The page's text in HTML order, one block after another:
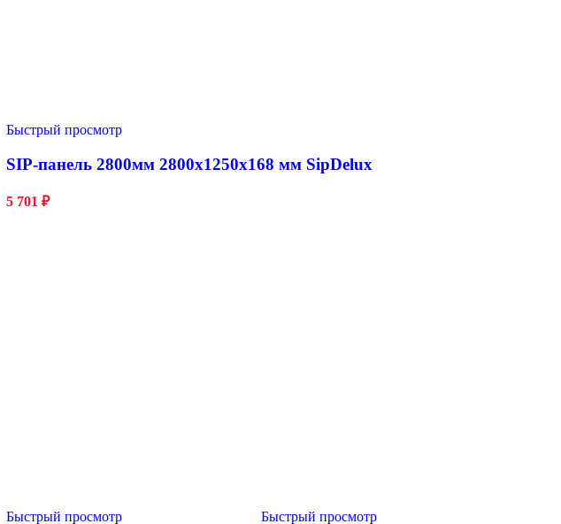
Быстрый просмотр
SIP-панель 2800мм 2800x1250x168 мм SipDelux
5 701 ₽
Быстрый просмотр Быстрый просмотр